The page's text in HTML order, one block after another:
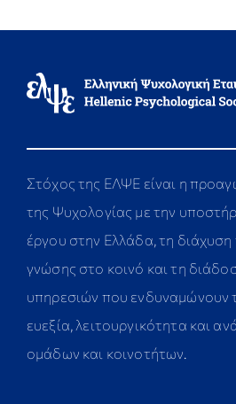
Στόχος της ΕΛΨΕ είναι η
της Ψυχολογίας με την
έργου στην Ελλάδα, τη διάχυση
γνώσης στο κοινό και τη
υπηρεσιών που ενδυναμώνουν
ευεξία, λειτουργικότητα και
ομάδων και κοινοτήτων.